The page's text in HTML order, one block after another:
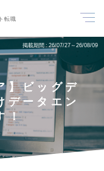
転職
掲載期間 26/07/27～26/08/09
】ビッグデ
データエン
！